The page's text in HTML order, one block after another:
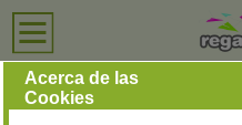
Tiendas de Ropa Deportiva
Selecciona la localidad
Inicio › Tiendas de Ropa Deportiva
Laredo
Acerca de las
Cookies